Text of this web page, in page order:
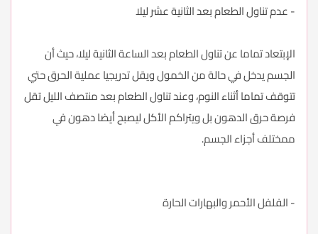
- عدم تناول الطعام بعد الثانية عشر ليلا
الإبتعاد تماما عن تناول الطعام بعد الساعة الثانية ليلا، حيث أن
الجسم يدخل في حالة من الخمول ويقل تدريجيا عملية الحرق حتي
تتوقف تماما أثناء النوم، وعند تناول الطعام بعد منتصف الليل تقل
فرصة حرق الدهون بل ويتراكم الأكل ليصبح أيضا دهون في
ممختلف أجزاء الجسم.
- الفلفل الأحمر والبهارات الحارة